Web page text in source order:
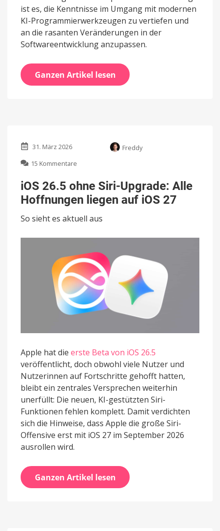
ist es, die Kenntnisse im Umgang mit modernen
KI-Programmierwerkzeugen zu vertiefen und
an die rasanten Veränderungen in der
Softwareentwicklung anzupassen.
Ganzen Artikel lesen
31. März 2026
Freddy
15 Kommentare
26.5
ohne
Siri-
Alle
liegen
iOS
27
iOS 26.5 ohne Siri-Upgrade: Alle
Hoffnungen liegen auf iOS 27
So sieht es aktuell aus
Apple hat die erste Beta von iOS 26.5
veröffentlicht, doch obwohl viele Nutzer und
Nutzerinnen auf Fortschritte gehofft hatten,
bleibt ein zentrales Versprechen weiterhin
unerfüllt: Die neuen, KI-gestützten Siri-
Funktionen fehlen komplett. Damit verdichten
sich die Hinweise, dass Apple die große Siri-
Offensive erst mit iOS 27 im September 2026
ausrollen wird.
Ganzen Artikel lesen